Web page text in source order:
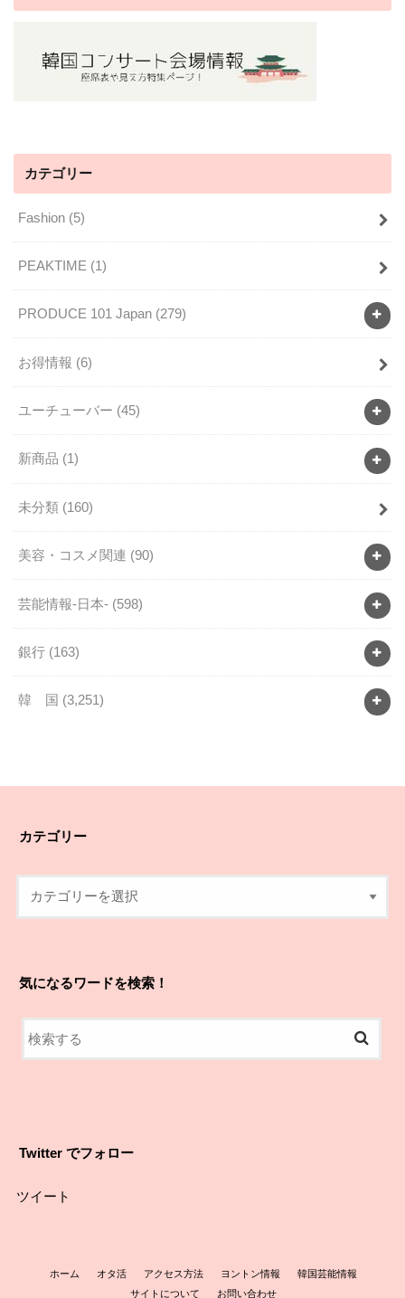
カテゴリー
Fashion (5)
PEAKTIME (1)
PRODUCE 101 Japan (279)
お得情報 (6)
ユーチューバー (45)
新商品 (1)
未分類 (160)
美容・コスメ関連 (90)
芸能情報-日本- (598)
銀行 (163)
韓 国 (3,251)
カテゴリー
気になるワードを検索！
Twitter でフォロー
ツイート
ホーム オタ活 アクセス方法 ヨントン情報
韓国芸能情報
サイトについて
お問い合わせ